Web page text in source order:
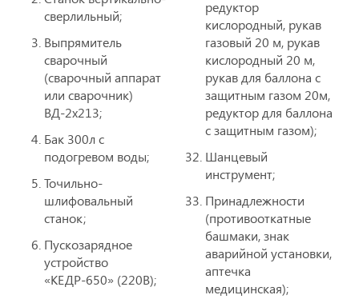
сверлильный;
Выпрямитель
сварочный
(сварочный аппарат
или сварочник)
ВД-2х213;
Бак 300л с
подогревом воды;
Точильно-
шлифовальный
станок;
Пускозарядное
устройство
«КЕДР-650» (220В);
редуктор
кислородный, рукав
газовый 20 м, рукав
кислородный 20 м,
рукав для баллона с
защитным газом 20м,
редуктор для баллона
с защитным газом);
Шанцевый
инструмент;
Принадлежности
(противооткатные
башмаки, знак
аварийной установки,
аптечка
медицинская);